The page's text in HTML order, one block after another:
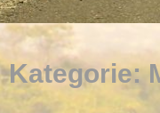
Kategorie: